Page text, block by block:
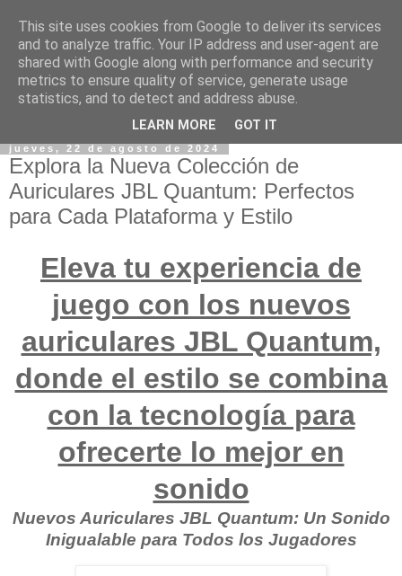
jueves, 22 de agosto de 2024
Explora la Nueva Colección de
Auriculares JBL Quantum: Perfectos
para Cada Plataforma y Estilo
Eleva tu experiencia de
juego con los nuevos
auriculares JBL Quantum,
donde el estilo se combina
con la tecnología para
ofrecerte lo mejor en
sonido
Nuevos Auriculares JBL Quantum: Un Sonido
Inigualable para Todos los Jugadores
This site uses cookies from Google to deliver its services
and to analyze traffic. Your IP address and user-agent are
shared with Google along with performance and security
metrics to ensure quality of service, generate usage
statistics, and to detect and address abuse.
LEARN MORE GOT IT